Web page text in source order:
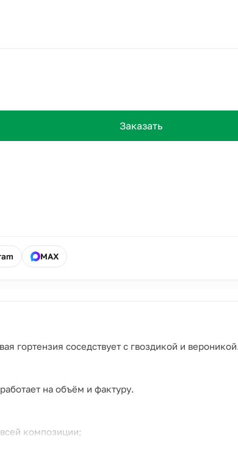
Заказать
MAX
гортензия соседствует с гвоздикой и
на объём и фактуру.
композиции;